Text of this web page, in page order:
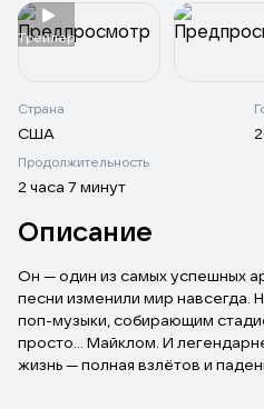
Tрейлер
Страна
США
Продолжительность
2 часа 7 минут
Описание
Он — один из самых успешных
песни изменили мир навсегда.
поп-музыки, собирающим
просто… Майклом. И
жизнь — полная взлётов и